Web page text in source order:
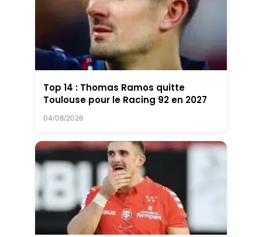
Top 14 : Thomas Ramos quitte
Toulouse pour le Racing 92 en 2027
04/08/2026